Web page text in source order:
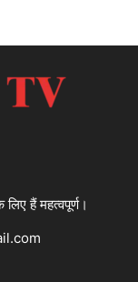
हैं महत्वपूर्ण।